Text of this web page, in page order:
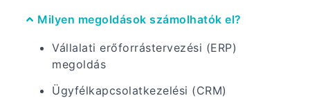
Milyen megoldások számolhatók el?
Vállalati erőforrástervezési (ERP)
megoldás
Ügyfélkapcsolatkezelési (CRM)